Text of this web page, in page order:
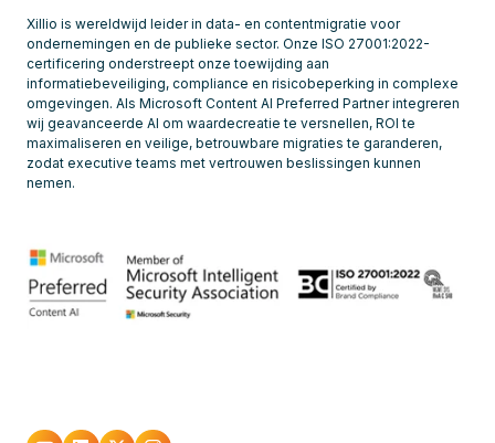
Xillio is wereldwijd leider in data- en contentmigratie voor
ondernemingen en de publieke sector. Onze ISO 27001:2022-
certificering onderstreept onze toewijding aan
informatiebeveiliging, compliance en risicobeperking in complexe
omgevingen. Als Microsoft Content AI Preferred Partner integreren
wij geavanceerde AI om waardecreatie te versnellen, ROI te
maximaliseren en veilige, betrouwbare migraties te garanderen,
zodat executive teams met vertrouwen beslissingen kunnen
nemen.